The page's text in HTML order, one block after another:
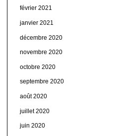
février 2021
janvier 2021
décembre 2020
novembre 2020
octobre 2020
septembre 2020
août 2020
juillet 2020
juin 2020